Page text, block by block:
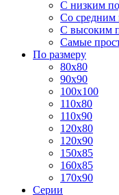
С низким
Со средним
С высоким
Самые
По размеру
80x80
90x90
100x100
110x80
110x90
120x80
120x90
150x85
160x85
170x90
Серии